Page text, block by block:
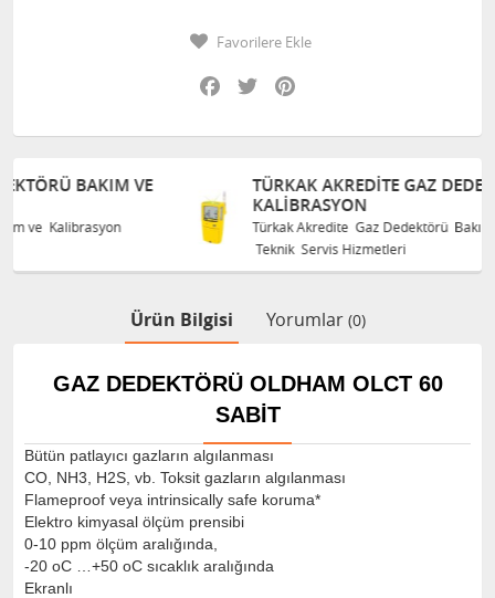
Favorilere Ekle
Facebook
Twitter
TÜRKAK AKREDITE GAZ DEDEKTÖRÜ BAKIM VE
KALIBRASYON
Türkak Akredite Gaz Dedektörü Bakım ve Kalibrasyon
Teknik Servis Hizmetleri
Ürün Bilgisi Yorumlar (0)
GAZ DEDEKTÖRÜ OLDHAM OLCT 60
SABIT
Bütün patlayıcı gazların algılanması
CO, NH3, H2S, vb. Toksit gazların algılanması
Flameproof veya intrinsically safe koruma*
Elektro kimyasal ölçüm prensibi
0-10 ppm ölçüm aralığında,
-20 oC …+50 oC sıcaklık aralığında
Ekranlı